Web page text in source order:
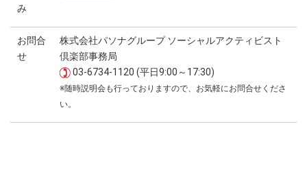
み
お問合
せ
株式会社パソナグループ ソーシャルアクティビスト
倶楽部事務局
03-6734-1120 (平日9:00～17:30)
※随時説明会も行っておりますので、お気軽にお問合せくださ
い。